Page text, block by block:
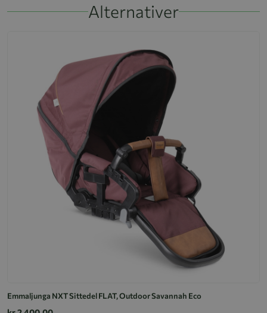
Alternativer
Emmaljunga NXT Sittedel FLAT, Outdoor Savannah Eco